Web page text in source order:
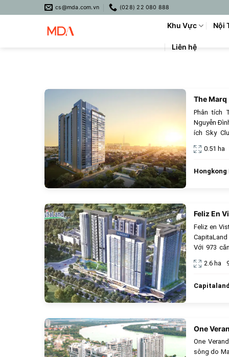
to
cs@mda.com.vn (028) 22 080 888
Khu Vực Nội
Liên hệ
The Marq
Phân tích
Nguyễn
ích Sky
0.51 ha
Hongkong
Feliz En
Feliz en
Với 973
độc đáo
kết nối
2.6 ha
Capitaland
One
One
sông do